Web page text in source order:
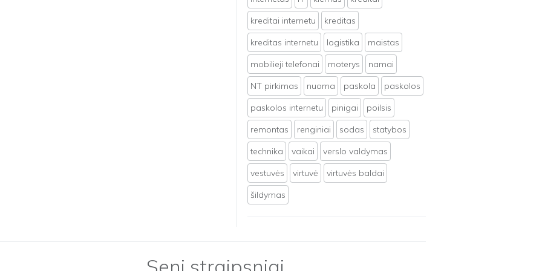
kreditai internetu
kreditas
kreditas internetu
logistika
maistas
mobilieji telefonai
moterys
namai
NT pirkimas
nuoma paskola
paskolos
paskolos internetu
pinigai
poilsis
remontas
renginiai sodas
statybos
technika
vaikai
verslo valdymas
vestuvės
virtuvė
virtuvės baldai
šildymas
Seni straipsniai